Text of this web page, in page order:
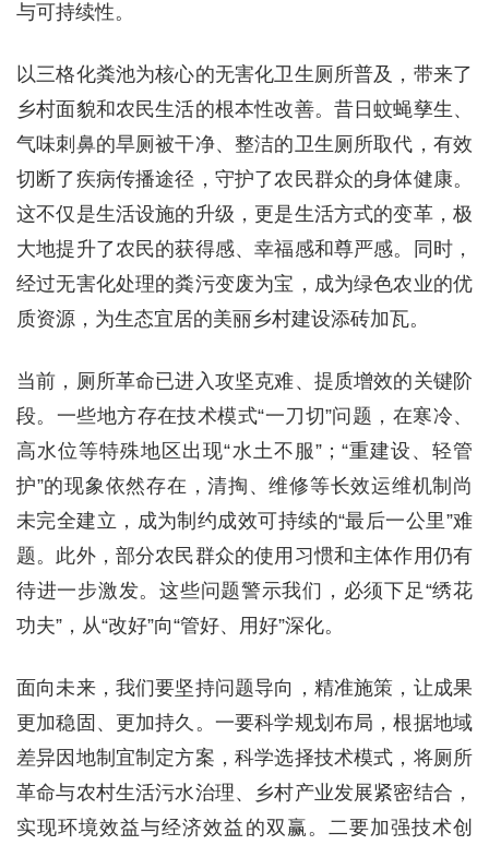
与可持续性。
以三格化粪池为核心的无害化卫生厕所普及，带来了
乡村面貌和农民生活的根本性改善。昔日蚊蝇孳生、
气味刺鼻的旱厕被干净、整洁的卫生厕所取代，有效
切断了疾病传播途径，守护了农民群众的身体健康。
这不仅是生活设施的升级，更是生活方式的变革，极
大地提升了农民的获得感、幸福感和尊严感。同时，
经过无害化处理的粪污变废为宝，成为绿色农业的优
质资源，为生态宜居的美丽乡村建设添砖加瓦。
当前，厕所革命已进入攻坚克难、提质增效的关键阶
段。一些地方存在技术模式“一刀切”问题，在寒冷、
高水位等特殊地区出现“水土不服”；“重建设、轻管
护”的现象依然存在，清掏、维修等长效运维机制尚
未完全建立，成为制约成效可持续的“最后一公里”难
题。此外，部分农民群众的使用习惯和主体作用仍有
待进一步激发。这些问题警示我们，必须下足“绣花
功夫”，从“改好”向“管好、用好”深化。
面向未来，我们要坚持问题导向，精准施策，让成果
更加稳固、更加持久。一要科学规划布局，根据地域
差异因地制宜制定方案，科学选择技术模式，将厕所
革命与农村生活污水治理、乡村产业发展紧密结合，
实现环境效益与经济效益的双赢。二要加强技术创